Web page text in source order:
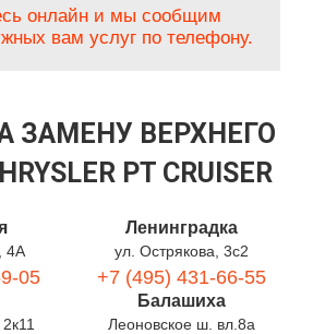
онлайн и мы сообщим
вам услуг по телефону.
ЗАМЕНУ ВЕРХНЕГО
PT CRUISER
4А
05
Ленинградка
ул. Острякова, 3с2
+7 (495) 431-66-55
Балашиха
Леоновское ш. вл.8а